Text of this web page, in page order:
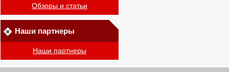
Обзоры и статьи
Наши партнеры
Наши партнеры